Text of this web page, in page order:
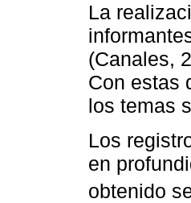
La
(Canales,
Con estas
los temas
Los
en
obtenido